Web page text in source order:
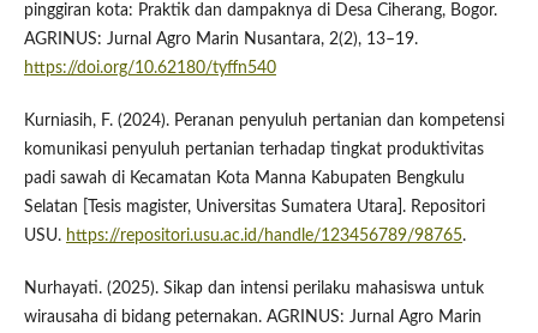
pinggiran kota: Praktik dan dampaknya di Desa Ciherang, Bogor.
AGRINUS: Jurnal Agro Marin Nusantara, 2(2), 13–19.
https://doi.org/10.62180/tyffn540
Kurniasih, F. (2024). Peranan penyuluh pertanian dan kompetensi
komunikasi penyuluh pertanian terhadap tingkat produktivitas
padi sawah di Kecamatan Kota Manna Kabupaten Bengkulu
Selatan [Tesis magister, Universitas Sumatera Utara]. Repositori
USU. https://repositori.usu.ac.id/handle/123456789/98765.
Nurhayati. (2025). Sikap dan intensi perilaku mahasiswa untuk
wirausaha di bidang peternakan. AGRINUS: Jurnal Agro Marin